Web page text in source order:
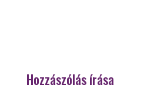
Hozzászólás írása